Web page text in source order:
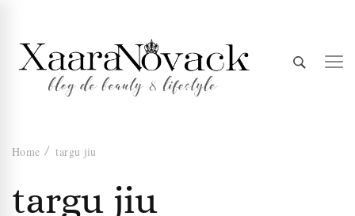
Xaara
Home targu jiu
targu jiu